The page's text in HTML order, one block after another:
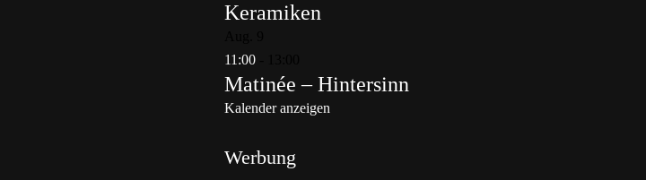
Keramiken
11:00
Matinée – Hintersinn
Kalender anzeigen
Werbung